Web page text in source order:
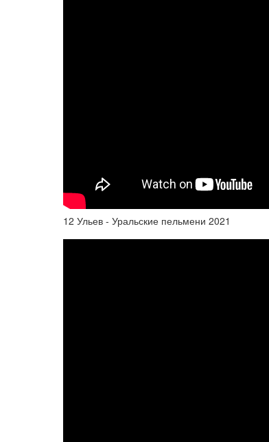
12 Ульев - Уральские пельмени 2021